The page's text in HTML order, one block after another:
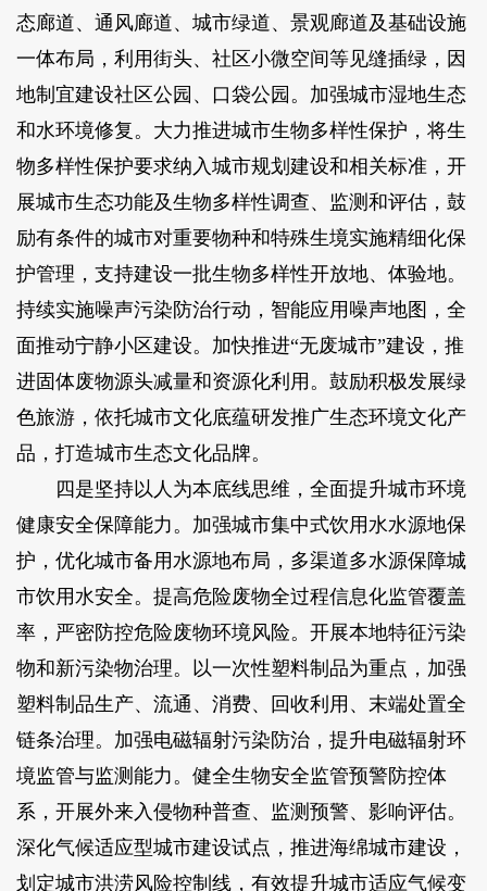
态廊道、通风廊道、城市绿道、景观廊道及基础设施
一体布局，利用街头、社区小微空间等见缝插绿，因
地制宜建设社区公园、口袋公园。加强城市湿地生态
和水环境修复。大力推进城市生物多样性保护，将生
物多样性保护要求纳入城市规划建设和相关标准，开
展城市生态功能及生物多样性调查、监测和评估，鼓
励有条件的城市对重要物种和特殊生境实施精细化保
护管理，支持建设一批生物多样性开放地、体验地。
持续实施噪声污染防治行动，智能应用噪声地图，全
面推动宁静小区建设。加快推进“无废城市”建设，推
进固体废物源头减量和资源化利用。鼓励积极发展绿
色旅游，依托城市文化底蕴研发推广生态环境文化产
品，打造城市生态文化品牌。
四是坚持以人为本底线思维，全面提升城市环境
健康安全保障能力。加强城市集中式饮用水水源地保
护，优化城市备用水源地布局，多渠道多水源保障城
市饮用水安全。提高危险废物全过程信息化监管覆盖
率，严密防控危险废物环境风险。开展本地特征污染
物和新污染物治理。以一次性塑料制品为重点，加强
塑料制品生产、流通、消费、回收利用、末端处置全
链条治理。加强电磁辐射污染防治，提升电磁辐射环
境监管与监测能力。健全生物安全监管预警防控体
系，开展外来入侵物种普查、监测预警、影响评估。
深化气候适应型城市建设试点，推进海绵城市建设，
划定城市洪涝风险控制线，有效提升城市适应气候变